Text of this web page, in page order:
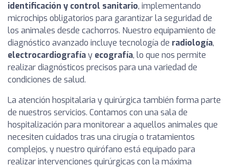
identificación y control sanitario, implementando
microchips obligatorios para garantizar la seguridad de
los animales desde cachorros. Nuestro equipamiento de
diagnóstico avanzado incluye tecnología de radiología,
electrocardiografíay ecografía, lo que nos permite
realizar diagnósticos precisos para una variedad de
condiciones de salud.
La atención hospitalaria y quirúrgica también forma parte
de nuestros servicios. Contamos con una sala de
hospitalización para monitorear a aquellos animales que
necesiten cuidados tras una cirugía o tratamientos
complejos, y nuestro quirófano está equipado para
realizar intervenciones quirúrgicas con la máxima